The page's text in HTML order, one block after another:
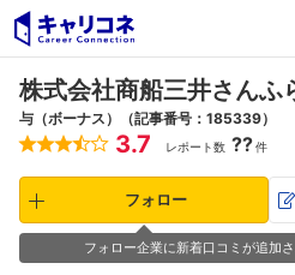
株式会社商船三井さんふ
与（ボーナス）（記事番号：185339）
3.7 レポート数 ??件
フォロー
フォロー企業に新着口コミが追加